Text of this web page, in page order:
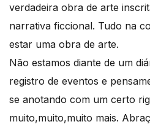
verdadeira obra de arte
narrativa ficcional. Tudo na
estar uma obra de arte.
Não estamos diante de um
registro de eventos e
se anotando com um certo
muito,muito,muito mais.